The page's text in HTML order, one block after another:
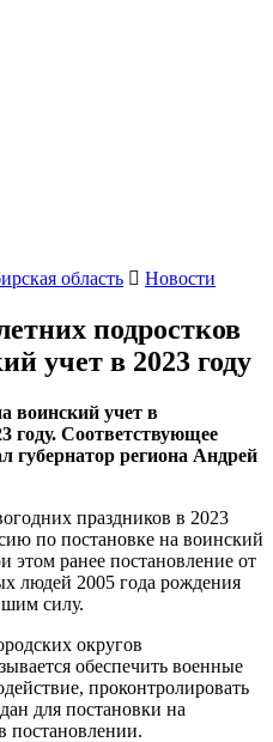
область Новости
подростков
учет в 2023 году
воинский учет в
году. Соответствующее
губернатор региона Андрей
праздников в 2023
по постановке на воинский
этом ранее постановление от
людей 2005 года рождения
силу.
округов
обеспечить военные
проконтролировать
для постановки на
постановлении.